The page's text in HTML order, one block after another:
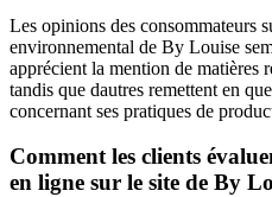
Les opinions des consommateurs
environnemental de By Louise
apprécient la mention de matières
tandis que dautres remettent en
concernant ses pratiques de
Comment les clients
en ligne sur le site de By